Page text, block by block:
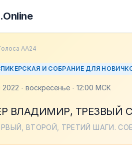
.Online
АА24
И СОБРАНИЕ ДЛЯ
2022 · воскресенье · 12:00 МСК
ВЛАДИМИР, ТРЕЗВЫЙ С
ВТОРОЙ, ТРЕТИЙ ШАГИ.